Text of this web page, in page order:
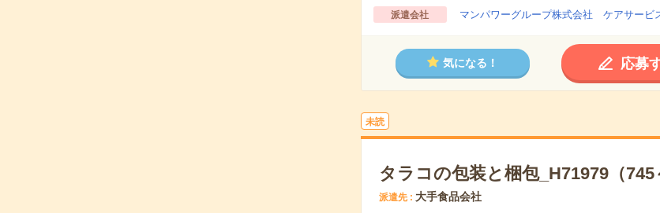
派遣会社 マンパワーグループ株式会社 ケアサービ
気になる！ 応募
未読
タラコの包装と梱包_H71979（745
派遣先 大手食品会社